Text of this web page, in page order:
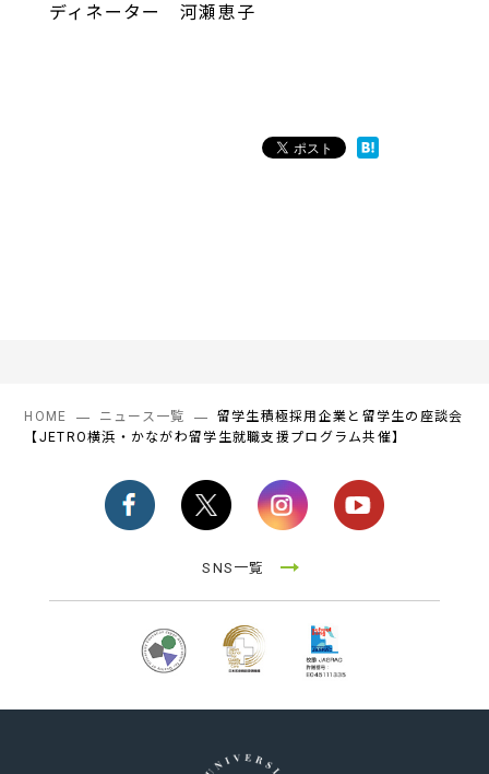
ディネーター 河瀬恵子
HOME ニュース一覧
留学生積極採用企業と留学生の座談会
【JETRO横浜・かながわ留学生就職支援プログラム共催】
SNS一覧